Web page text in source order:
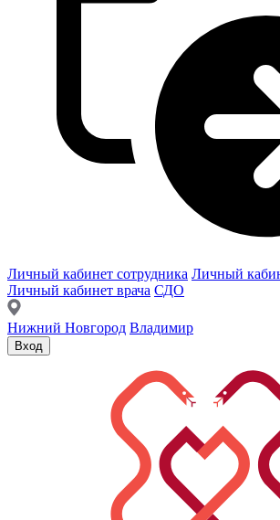
Личный кабинет сотрудника Личный
Личный кабинет врача СДО
Нижний Новгород Владимир
Вход